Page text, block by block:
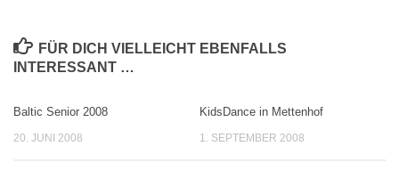
FÜR DICH VIELLEICHT EBENFALLS
INTERESSANT …
Baltic Senior 2008
20. JUNI 2008
KidsDance in Mettenhof
1. SEPTEMBER 2008